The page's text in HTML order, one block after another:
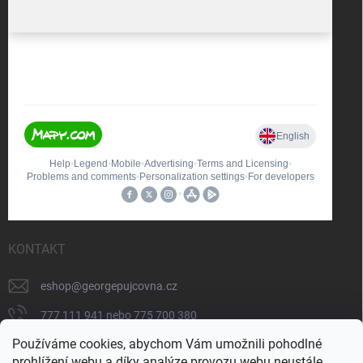
Používáme cookies, abychom Vám umožnili pohodlné
KONTAKT
eshop@georgepujcovna.cz
777 111 941 nebo 775 700 380
775 700 380